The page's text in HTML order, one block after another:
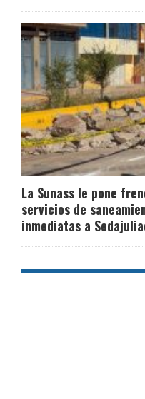
La Sunass le pone
servicios de
inmediatas a